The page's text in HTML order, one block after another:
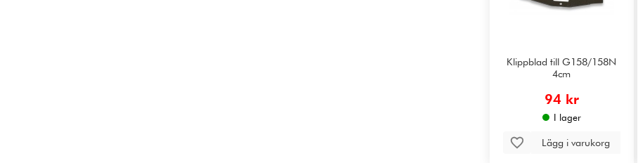
Klippblad till G158/158N
4cm
94 kr
I lager
Lägg i varukorg